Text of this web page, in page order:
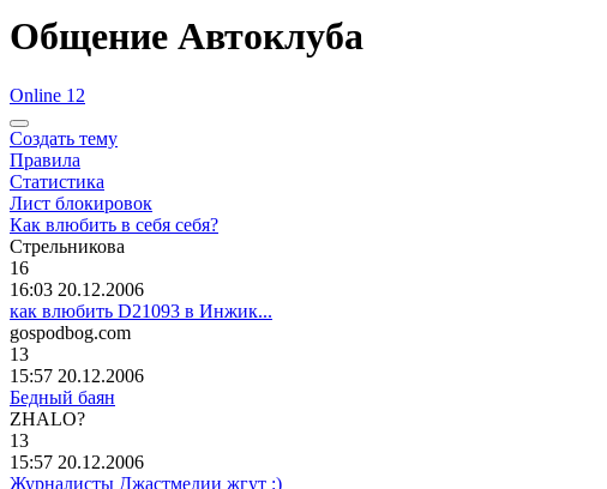
Общение Автоклуба
Online 12
Создать тему
Правила
Статистика
Лист блокировок
Как влюбить в себя себя?
Стрельникова
16
16:03 20.12.2006
как влюбить D21093 в Инжик...
gospodbog.com
13
15:57 20.12.2006
Бедный баян
ZHALO?
13
15:57 20.12.2006
Журналисты Джастмедии жгут :)